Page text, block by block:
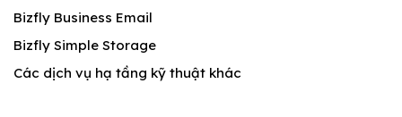
Bizfly Business Email
Bizfly Simple Storage
Các dịch vụ hạ tầng kỹ thuật khác